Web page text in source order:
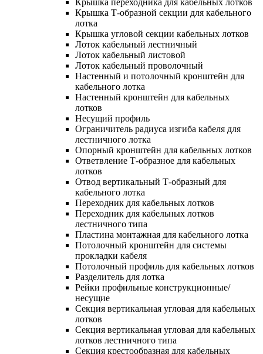
Крышка Т-образной секции для кабельного
лотка
Крышка угловой секции кабельных лотков
Лоток кабельный лестничный
Лоток кабельный листовой
Лоток кабельный проволочный
Настенный и потолочный кронштейн для
кабельного лотка
Настенный кронштейн для кабельных
лотков
Несущий профиль
Ограничитель радиуса изгиба кабеля для
лестничного лотка
Опорный кронштейн для кабельных лотков
Ответвление Т-образное для кабельных
лотков
Отвод вертикальный Т-образный для
кабельного лотка
Переходник для кабельных лотков
Переходник для кабельных лотков
лестничного типа
Пластина монтажная для кабельного лотка
Потолочный кронштейн для системы
прокладки кабеля
Потолочный профиль для кабельных лотков
Разделитель для лотка
Рейки профильные конструкционные/
несущие
Секция вертикальная угловая для кабельных
лотков
Секция вертикальная угловая для кабельных
лотков лестничного типа
Секция крестообразная для кабельных